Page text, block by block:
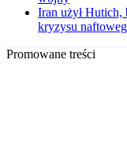
Iran użył Hutich,
kryzysu
Promowane treści